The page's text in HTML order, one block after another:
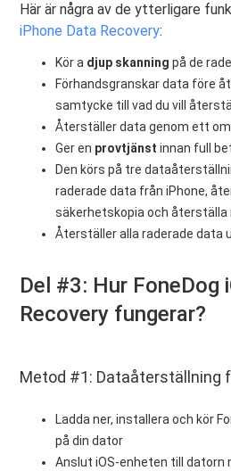
Här är några av de ytterligare
iPhone Data Recovery:
Kör a djup skanning på de
Förhandsgranskar data före
samtycke till vad du vill
Återställer data genom ett
Ger en provtjänst innan full
Den körs på tre
raderade data från iPhone,
säkerhetskopia och återställa
Återställer alla raderade data
Del #3: Hur FoneDog
Recovery fungerar?
Metod #1: Dataåterställning
Ladda ner, installera och kör
på din dator
Anslut iOS-enheten till datorn